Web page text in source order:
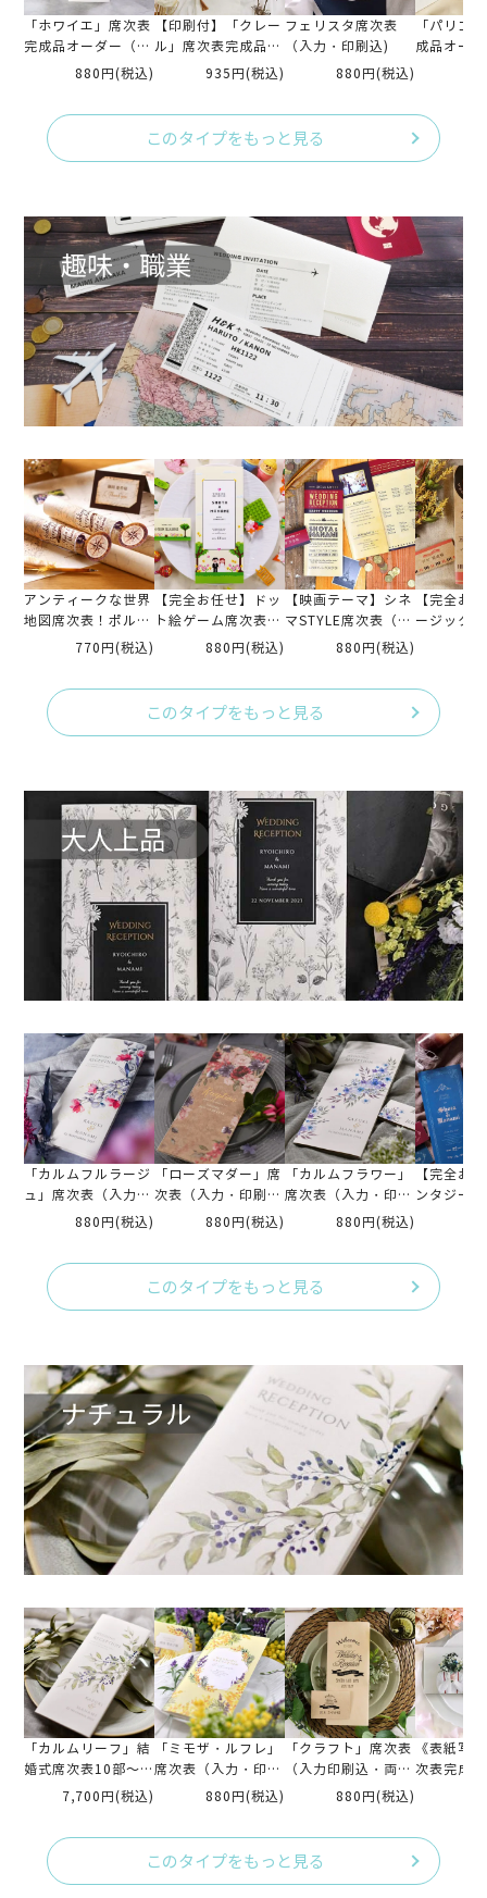
「ホワイエ」席次表
完成品オーダー（入
力印刷込）880円(税込)
【印刷付】「クレー
ル」席次表完成品オ
ーダー（入力印刷
935円(税込)
フェリスタ席次表
（入力・印刷込)
880円(税込)
「パリゴ
成品オー
このタイプをもっと見る
アンティークな世界
地図席次表！ポルコ
席次表完成品オーダ
770円(税込)
【完全お任せ】ドッ
ト絵ゲーム席次表完
成品オーダー（入力
880円(税込)
【映画テーマ】シネ
マSTYLE席次表（入
力・印刷込)
880円(税込)
【完全お
ージック
このタイプをもっと見る
「カルムフルラージ
ュ」席次表（入力・
印刷込）完成品オー
880円(税込)
「ローズマダー」席
次表（入力・印刷
880円(税込)
「カルムフラワー」
席次表（入力・印刷
込）完成品オーダー
880円(税込)
【完全お
ンタジー
このタイプをもっと見る
「カルムリーフ」結
婚式席次表10部～
（入力・印刷込）
7,700円(税込)
「ミモザ・ルフレ」
席次表（入力・印刷
込）完成品オーダー
880円(税込)
「クラフト」席次表
（入力印刷込・両面
880円(税込)
《表紙写
次表完成
このタイプをもっと見る